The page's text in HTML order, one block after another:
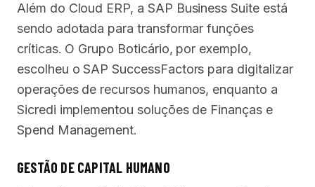
Além do Cloud ERP, a SAP Business Suite está
sendo adotada para transformar funções
críticas. O Grupo Boticário, por exemplo,
escolheu o SAP SuccessFactors para digitalizar
operações de recursos humanos, enquanto a
Sicredi implementou soluções de Finanças e
Spend Management.
GESTÃO DE CAPITAL HUMANO